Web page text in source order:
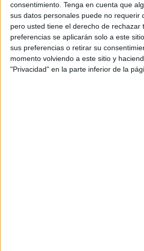
consentimiento. Tenga en cuenta que
sus datos personales puede no requerir
pero usted tiene el derecho de rechazar
preferencias se aplicarán solo a este
sus preferencias o retirar su
momento volviendo a este sitio y
"Privacidad" en la parte inferior de la
La Estación del
"Vivimos con miedo
aparece"
HACE 2 HORAS
Cruz Roja abastece a
inmigrantes con